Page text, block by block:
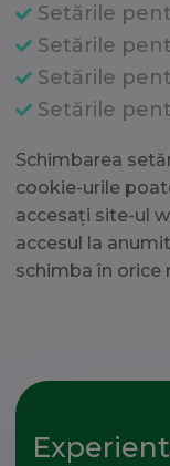
Setările
Setările
Setările
Setările
Schimbarea
cookie-urile
accesați site-ul
accesul la
schimba în orice